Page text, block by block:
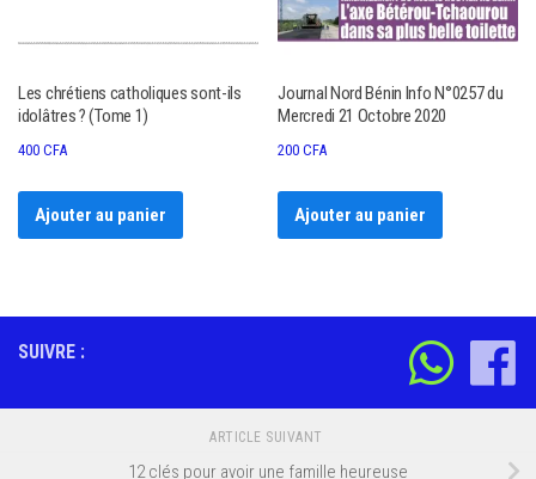
Les chrétiens catholiques sont-ils
idolâtres ? (Tome 1)
400 CFA
Ajouter au panier
Journal Nord Bénin Info N°0257 du
Mercredi 21 Octobre 2020
200CFA
Ajouter au panier
SUIVRE :
ARTICLE SUIVANT
12 clés pour avoir une famille heureuse